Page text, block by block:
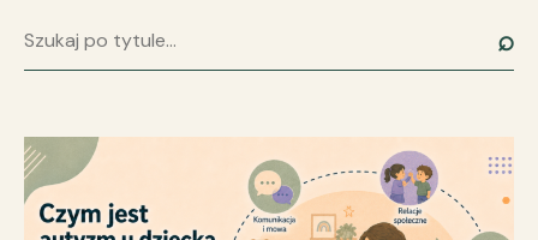
Szukaj artykułu ⌕